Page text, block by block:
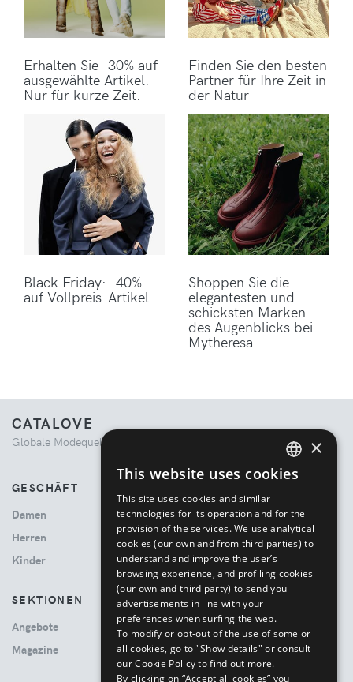
Erhalten Sie -30% auf
ausgewählte Artikel.
Nur für kurze Zeit.
Finden Sie den besten
Partner für Ihre Zeit in
der Natur
Black Friday: -40%
auf Vollpreis-Artikel
Shoppen Sie die
elegantesten und
schicksten Marken
des Augenblicks bei
Mytheresa
CATALOVE
Globale Modequelle. Kuratiertes Einkaufserlebnis.
GESCHÄFT
Damen
Herren
Kinder
SEKTIONEN
Angebote
Magazine
ENGLISH
×
This website uses cookies
This site uses cookies and similar
technologies for its operation and for the
provision of the services. We use analytical
cookies (our own and from third parties) to
understand and improve the user’s
browsing experience, and profiling cookies
(our own and third party) to send you
advertisements in line with your
preferences when surfing the web.
To modify or opt-out of the use of some or
all cookies, go to "Show details" or consult
our Cookie Policy to find out more.
By clicking on “Accept all cookies” you